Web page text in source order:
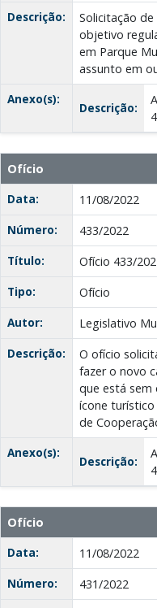
Descrição:
Solicitação
objetivo
em Parque
assunto em
Anexo(s):
Descrição:
Ofício
Data:
11/08/2022
Número:
433/2022
Título:
Ofício 433/
Tipo:
Ofício
Autor:
Legislativo
Descrição:
O ofício
fazer o novo
que está sem
ícone
de
Anexo(s):
Descrição:
Ofício
Data:
11/08/2022
Número:
431/2022